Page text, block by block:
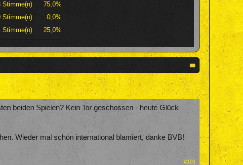
Stimme(n)
75,0%
Stimme(n)
0,0%
Stimme(n) 25,0%
beiden Spielen? Kein Tor geschossen - heute Glück
Wieder mal schön international blamiert, danke BVB!
#101